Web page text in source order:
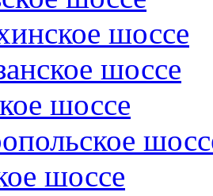
шоссе
шоссе
шоссе
шоссе